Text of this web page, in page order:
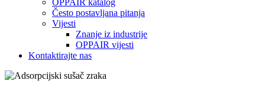
OPPAIR katalog
Često postavljana pitanja
Vijesti
Znanje iz industrije
OPPAIR vijesti
Kontaktirajte nas